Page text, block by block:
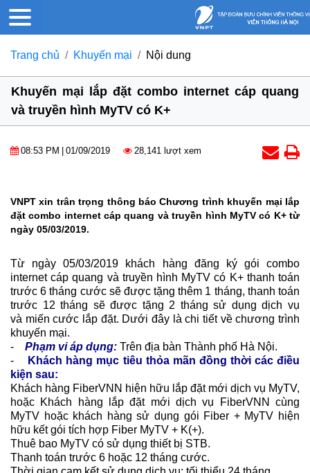
Trang chủ Khuyến mại Nội dung
Khuyến mại lắp đặt combo internet cáp quang
và truyền hình MyTV có K+
08:53 PM 01/09/2019 28,141 lượt xem
VNPT xin trân trọng thông báo Chương trình khuyến mại lắp
đặt combo internet cáp quang và truyền hình MyTV có K+ từ
ngày 05/03/2019.
Từ ngày 05/03/2019 khách hàng đăng ký gói combo
internet cáp quang và truyền hình MyTV có K+ thanh toán
trước 6 tháng cước sẽ được tặng thêm 1 tháng, thanh toán
trước 12 tháng sẽ được tặng 2 tháng sử dụng dịch vụ
và miến cước lắp đặt. Dưới đây là chi tiết về chương trình
khuyến mại.
- Phạm vi áp dụng: Trên địa bàn Thành phố Hà Nội.
-
Khách hàng mục tiêu thỏa mãn đồng thời các điều
kiện sau:
Khách hàng FiberVNN hiện hữu lắp đặt mới dịch vụ MyTV,
hoặc Khách hàng lắp đặt mới dịch vụ FiberVNN cùng
MyTV hoặc khách hàng sử dụng gói Fiber + MyTV hiện
hữu kết gói tích hợp Fiber MyTV + K(+).
Thuê bao MyTV có sử dụng thiết bị STB.
Thanh toán trước 6 hoặc 12 tháng cước.